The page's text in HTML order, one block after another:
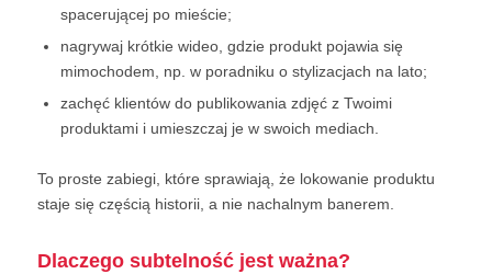
spacerującej po mieście;
nagrywaj krótkie wideo, gdzie produkt pojawia się
mimochodem, np. w poradniku o stylizacjach na lato;
zachęć klientów do publikowania zdjęć z Twoimi
produktami i umieszczaj je w swoich mediach.
To proste zabiegi, które sprawiają, że lokowanie produktu
staje się częścią historii, a nie nachalnym banerem.
Dlaczego subtelność jest ważna?